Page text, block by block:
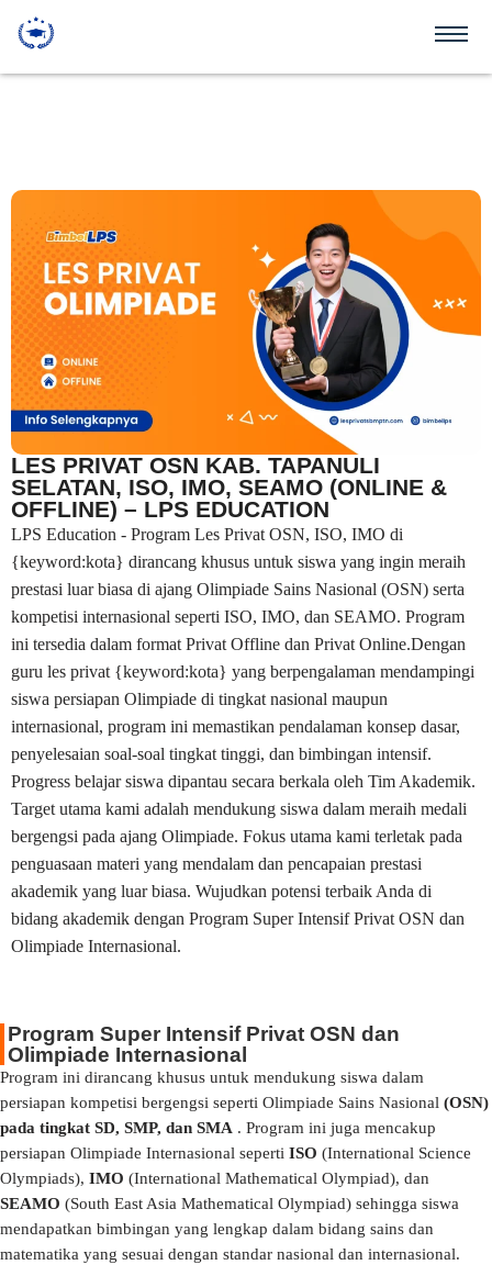
LES PRIVAT OSN KAB. TAPANULI
SELATAN, ISO, IMO, SEAMO (ONLINE &
OFFLINE) – LPS EDUCATION
LPS Education - Program Les Privat OSN, ISO, IMO di
{keyword:kota} dirancang khusus untuk siswa yang ingin meraih
prestasi luar biasa di ajang Olimpiade Sains Nasional (OSN) serta
kompetisi internasional seperti ISO, IMO, dan SEAMO. Program
ini tersedia dalam format Privat Offline dan Privat Online.Dengan
guru les privat {keyword:kota} yang berpengalaman mendampingi
siswa persiapan Olimpiade di tingkat nasional maupun
internasional, program ini memastikan pendalaman konsep dasar,
penyelesaian soal-soal tingkat tinggi, dan bimbingan intensif.
Progress belajar siswa dipantau secara berkala oleh Tim Akademik.
Target utama kami adalah mendukung siswa dalam meraih medali
bergengsi pada ajang Olimpiade. Fokus utama kami terletak pada
penguasaan materi yang mendalam dan pencapaian prestasi
akademik yang luar biasa. Wujudkan potensi terbaik Anda di
bidang akademik dengan Program Super Intensif Privat OSN dan
Olimpiade Internasional.
Program Super Intensif Privat OSN dan
Olimpiade Internasional
Program ini dirancang khusus untuk mendukung siswa dalam
persiapan kompetisi bergengsi seperti Olimpiade Sains Nasional (OSN)
pada tingkat SD, SMP, dan SMA . Program ini juga mencakup
persiapan Olimpiade Internasional seperti ISO (International Science
Olympiads), IMO (International Mathematical Olympiad), dan
SEAMO (South East Asia Mathematical Olympiad) sehingga siswa
mendapatkan bimbingan yang lengkap dalam bidang sains dan
matematika yang sesuai dengan standar nasional dan internasional.